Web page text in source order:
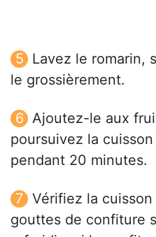
Lavez le romarin,
le grossièrement.
Ajoutez-le aux
poursuivez la
pendant 20 minutes.
Vérifiez la
gouttes de confiture